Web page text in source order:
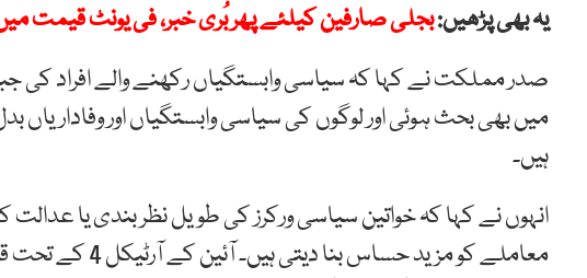
یہ بھی پڑھیں:بجلی صارفین کیلئے پھر بُری خبر، فی یونٹ قیمت
صدر مملکت نے کہا کہ سیاسی وابستگیاں رکھنے والے افراد کی
میں بھی بحث ہوئی اور لوگوں کی سیاسی وابستگیاں اور
ہیں۔
انہوں نے کہا کہ خواتین سیاسی ورکرز کی طویل نظر بندی یا
معاملے کو مزید